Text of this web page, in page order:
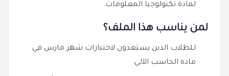
لمادة تكنولوجيا المعلومات.
لمن يناسب هذا الملف؟
للطلاب الذين يستعدون لاختبارات شهر مارس في
مادة الحاسب الآلي.